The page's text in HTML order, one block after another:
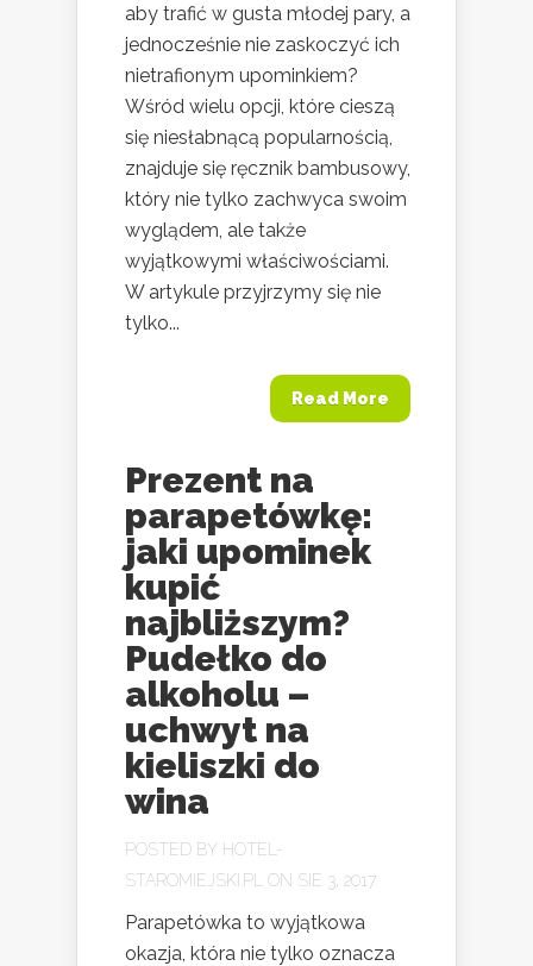
aby trafić w gusta młodej pary, a
jednocześnie nie zaskoczyć ich
nietrafionym upominkiem?
Wśród wielu opcji, które cieszą
się niesłabnącą popularnością,
znajduje się ręcznik bambusowy,
który nie tylko zachwyca swoim
wyglądem, ale także
wyjątkowymi właściwościami.
W artykule przyjrzymy się nie
tylko...
Read More
Prezent na
parapetówkę:
jaki upominek
kupić
najbliższym?
Pudełko do
alkoholu –
uchwyt na
kieliszki do
wina
POSTED BY HOTEL-
STAROMIEJSKI.PL
ON SIE 3, 2017
Parapetówka to wyjątkowa
okazja, która nie tylko oznacza